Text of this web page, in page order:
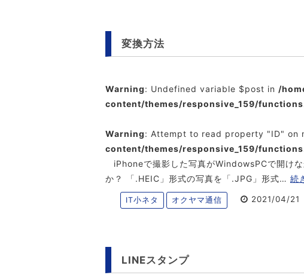
変換方法
Warning: Undefined variable $post in /
content/themes/responsive_159/
Warning: Attempt to read property "ID" on
content/themes/responsive_159/
iPhoneで撮影した写真がWindowsPCで開け
か？ 「.HEIC」形式の写真を「.JPG」形式… 続
IT小ネタ オクヤマ通信 2021/04/21
LINEスタンプ